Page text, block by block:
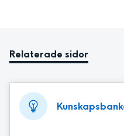
Relaterade sidor